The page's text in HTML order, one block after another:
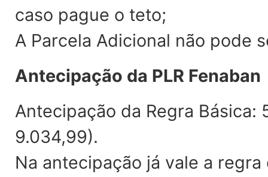
caso pague o teto;
A Parcela Adicional não pode
Antecipação da PLR Fenaban
Antecipação da Regra Básica:
9.034,99).
Na antecipação já vale a